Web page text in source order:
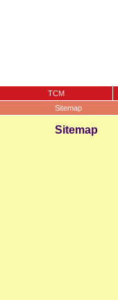
TCM
Sitemap
Sitemap